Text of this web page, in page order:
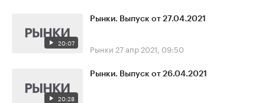
20:07
Рынки. Выпуск от 27.04.2021
Рынки 27 апр 2021, 09:50
20:28
Рынки. Выпуск от 26.04.2021